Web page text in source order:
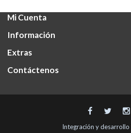
Mi Cuenta
Información
Extras
Contáctenos
Integración y desarrollo